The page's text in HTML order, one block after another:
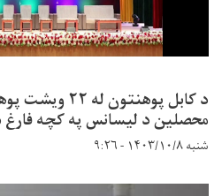
محصلین د لیسانس په کچه فارغ
شنبه ۱۴۰۳/۱۰/۸ - ۹:۲۶